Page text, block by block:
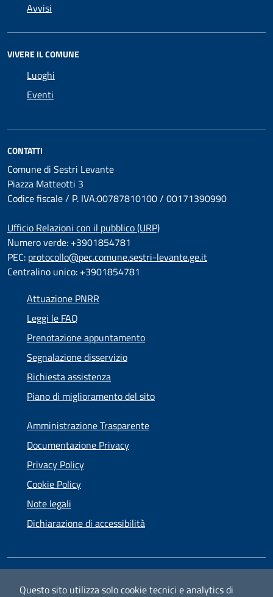
Questo sito utilizza solo cookie tecnici e analytics di
Avvisi
VIVERE IL COMUNE
Luoghi
Eventi
CONTATTI
Comune di Sestri Levante
Piazza Matteotti 3
Codice fiscale / P. IVA:00787810100 / 00171390990
Ufficio Relazioni con il pubblico (URP)
Numero verde: +3901854781
PEC: protocollo@pec.comune.sestri-levante.ge.it
Centralino unico: +3901854781
Attuazione PNRR
Leggi le FAQ
Prenotazione appuntamento
Segnalazione disservizio
Richiesta assistenza
Piano di miglioramento del sito
Amministrazione Trasparente
Documentazione Privacy
Privacy Policy
Cookie Policy
Note legali
Dichiarazione di accessibilità